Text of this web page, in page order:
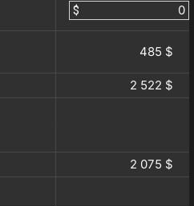
$
485 $
2 522 $
2 075 $